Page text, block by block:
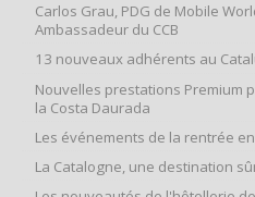
Carlos Grau, PDG de Mobile
Ambassadeur du CCB
13 nouveaux adhérents au
Nouvelles prestations Premium
la Costa Daurada
Les événements de la rentrée
La Catalogne, une destination